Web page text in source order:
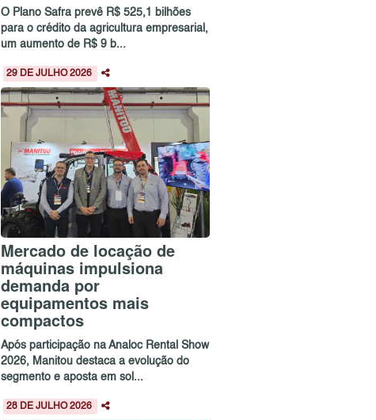
O Plano Safra prevê R$ 525,1 bilhões
para o crédito da agricultura empresarial,
um aumento de R$ 9 b...
29 DE JULHO 2026
Mercado de locação de
máquinas impulsiona
demanda por
equipamentos mais
compactos
Após participação na Analoc Rental Show
2026, Manitou destaca a evolução do
segmento e aposta em sol...
28 DE JULHO 2026